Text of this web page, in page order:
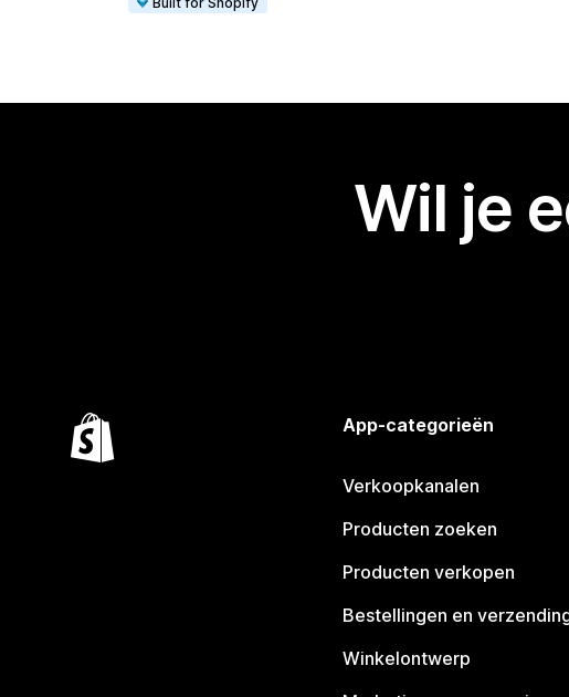
Wil je
App-categorieën
Verkoopkanalen
Producten zoeken
Producten verkopen
Bestellingen en
Winkelontwerp